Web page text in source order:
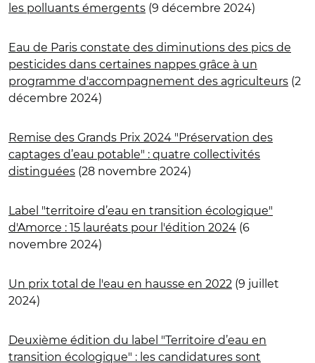
les polluants émergents (9 décembre 2024)
Eau de Paris constate des diminutions des pics de
pesticides dans certaines nappes grâce à un
programme d'accompagnement des agriculteurs (2
décembre 2024)
Remise des Grands Prix 2024 "Préservation des
captages d’eau potable" : quatre collectivités
distinguées (28 novembre 2024)
Label "territoire d’eau en transition écologique"
d'Amorce : 15 lauréats pour l'édition 2024 (6
novembre 2024)
Un prix total de l'eau en hausse en 2022 (9 juillet
2024)
Deuxième édition du label "Territoire d’eau en
transition écologique" : les candidatures sont